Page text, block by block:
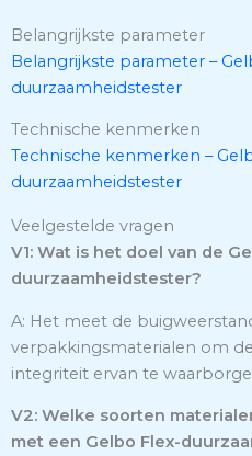
Belangrijkste parameter
Belangrijkste parameter –
duurzaamheidstester
Technische kenmerken
Technische kenmerken –
duurzaamheidstester
Veelgestelde vragen
V1: Wat is het doel van de
duurzaamheidstester?
A: Het meet de
verpakkingsmaterialen om
integriteit ervan te
V2: Welke soorten
met een Gelbo Flex-